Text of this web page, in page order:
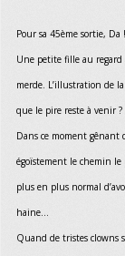
Pour sa 45ème sortie,
Une petite fille au
merde. L’illustration de
que le pire reste à venir ?
Dans ce moment gênant
égoïstement le chemin
plus en plus normal
haine...
Quand de tristes clowns